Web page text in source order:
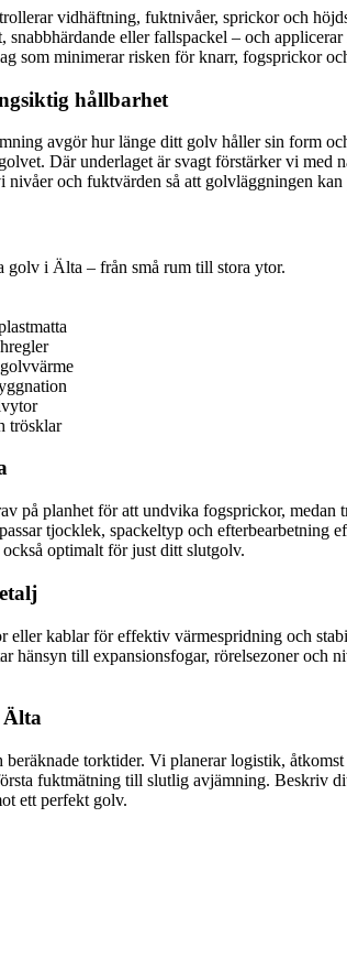
vidhäftning, fuktnivåer, sprickor och
eller fallspackel – och
som minimerar risken för knarr, fogsprickor
hållbarhet
avgör hur länge ditt golv håller sin form
Där underlaget är svagt förstärker vi
och fuktvärden så att golvläggningen kan
golv i Älta – från små rum till stora ytor.
trösklar
på planhet för att undvika fogsprickor,
tjocklek, spackeltyp och
optimalt för just ditt slutgolv.
eller kablar för effektiv värmespridning och
hänsyn till expansionsfogar, rörelsezoner
Älta
torktider. Vi planerar logistik,
fuktmätning till slutlig avjämning. Beskriv
ett perfekt golv.